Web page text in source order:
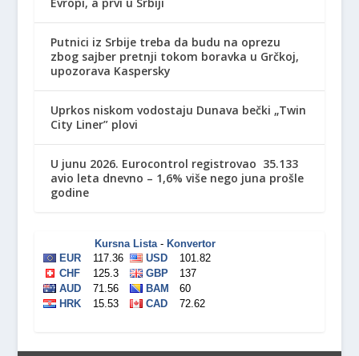
Evropi, a prvi u Srbiji
Putnici iz Srbije treba da budu na oprezu
zbog sajber pretnji tokom boravka u Grčkoj,
upozorava Kaspersky
Uprkos niskom vodostaju Dunava bečki „Twin
City Liner” plovi
U junu 2026. Eurocontrol registrovao 35.133
avio leta dnevno – 1,6% više nego juna prošle
godine